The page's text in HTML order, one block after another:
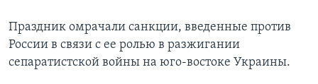
Праздник омрачали санкции, введенные против
России в связи с ее ролью в разжигании
сепаратистской войны на юго-востоке Украины.